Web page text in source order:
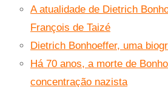
A atualidade de Dietrich
François de Taizé
Dietrich Bonhoeffer, uma
Há 70 anos, a morte de
concentração nazista